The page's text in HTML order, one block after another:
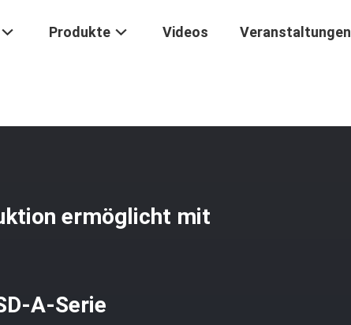
Produkte Videos Veranstaltungen
ermöglicht mit
A-Serie